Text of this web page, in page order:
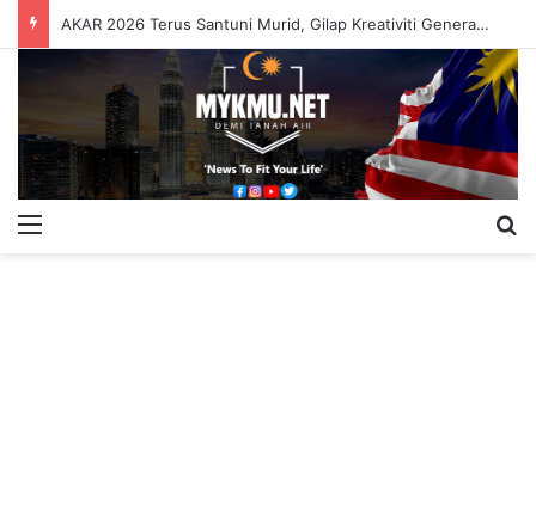
AKAR 2026 Terus Santuni Murid, Gilap Kreativiti Generasi Muda